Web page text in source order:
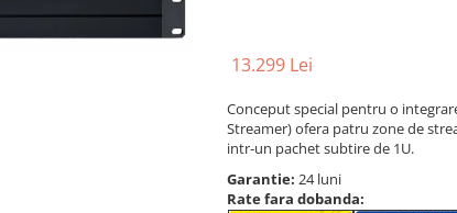
13.299 Lei
Conceput special pentru o
Streamer) ofera patru zone de
intr-un pachet subtire de 1U.
Garantie: 24 luni
Rate fara dobanda: